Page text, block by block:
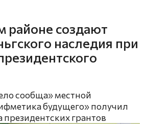
районе создают
наследия при
сообща» местной
будущего» получил
грантов